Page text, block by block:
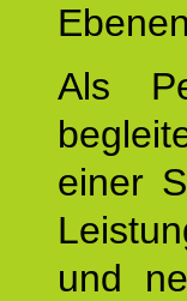
Als
einer
und